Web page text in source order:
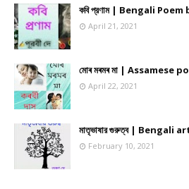
কবি প্রণাম | Bengali
April 21, 2021
মোৰ মৰমৰ মা | Assamese
April 22, 2021
মাতৃভাষার গুরুত্ব | Bengali
February 10, 2021